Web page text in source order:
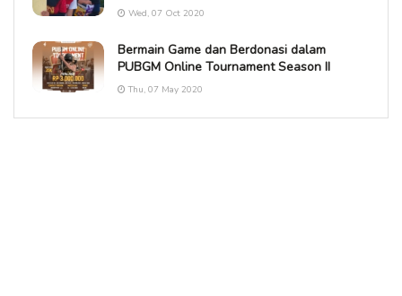
Wed, 07 Oct 2020
Bermain Game dan Berdonasi dalam
PUBGM Online Tournament Season II
Thu, 07 May 2020